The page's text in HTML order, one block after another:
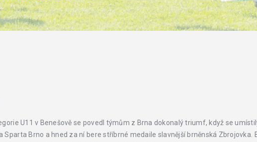
U11 v Benešově se povedl týmům z Brna dokonalý triumf, když se
Sparta Brno a hned za ní bere stříbrné medaile slavnější brněnská Zbrojovka.